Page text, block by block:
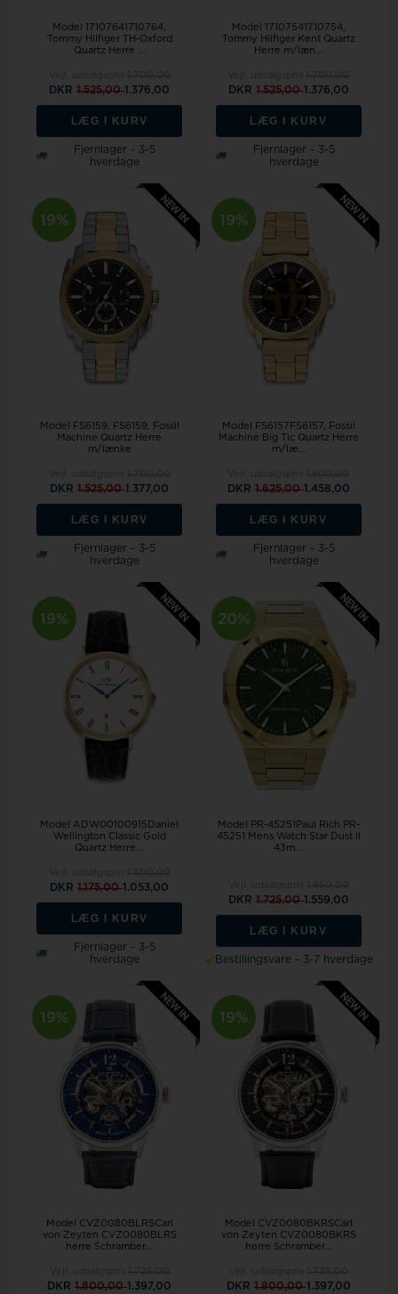
Model 17107641710764,
Tommy Hilfiger TH-Oxford
Quartz Herre ...
DKR1.525,001.376,00
LÆG I KURV
Fjernlager - 3-5
hverdage
Model 17107541710754,
Tommy Hilfiger Kent Quartz
Herre m/læn...
DKR 1.525,001.376,00
LÆG I KURV
Fjernlager - 3-5
hverdage
19%
Model FS6159
FS6159, Fossil
Machine Quartz Herre
m/lænke
DKR1.525,001.377,00
LÆG I KURV
Fjernlager - 3-5
hverdage
19%
Model FS6157FS6157, Fossil
Machine Big Tic Quartz Herre
m/læ...
DKR 1.625,001.458,00
LÆG I KURV
Fjernlager - 3-5
hverdage
19%
Model ADW00100915Daniel
Wellington Classic Gold
Quartz Herre...
DKR1.175,001.053,00
LÆG I KURV
Fjernlager - 3-5
hverdage
20%
Model PR-45251Paul Rich PR-
45251 Mens Watch Star Dust II
43m...
DKR 1.725,001.559,00
LÆG I KURV
Bestillingsvare - 3-7 hverdage
19%
Model CVZ0080BLRSCarl
von Zeyten CVZ0080BLRS
herre Schramber...
DKR1.800,001.397,00
19%
Model CVZ0080BKRSCarl
von Zeyten CVZ0080BKRS
herre Schramber...
DKR 1.800,001.397,00